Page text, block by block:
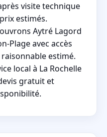
visite technique
estimés.
Aytré Lagord
Plage avec accès
estimé.
local à La Rochelle
gratuit et